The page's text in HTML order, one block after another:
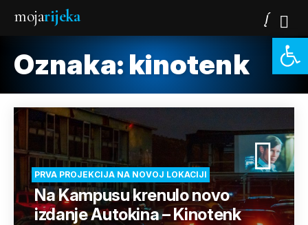
mojarijeka
Oznaka: kinotenk
PRVA PROJEKCIJA NA NOVOJ LOKACIJI
Na Kampusu krenulo novo
izdanje Autokina – Kinotenk